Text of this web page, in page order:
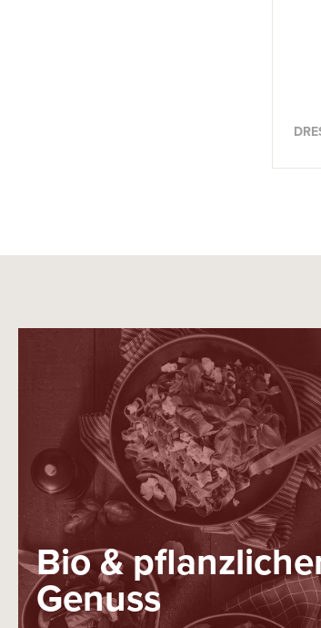
Bio &
Genuss